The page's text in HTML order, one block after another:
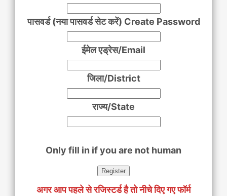
पासवर्ड (नया पासवर्ड सेट करें) Create Password
ईमेल एड्रेस/Email
जिला/District
राज्य/State
Only fill in if you are not human
अगर आप पहले से रजिस्टर्ड है तो नीचे दिए गए फॉर्म